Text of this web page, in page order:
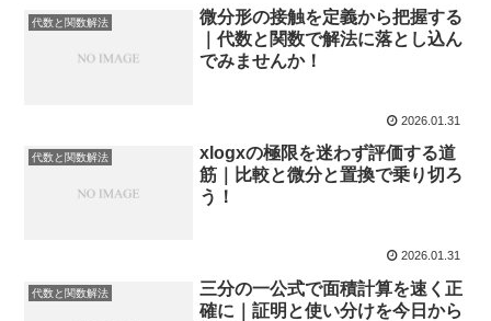
代数と関数解法
微分形の接触を定義から把握する
｜代数と関数で解法に落とし込ん
でみませんか！
2026.01.31
代数と関数解法
xlogxの極限を迷わず評価する道
筋｜比較と微分と置換で乗り切ろ
う！
2026.01.31
代数と関数解法
三分の一公式で面積計算を速く正
確に｜証明と使い分けを今日から